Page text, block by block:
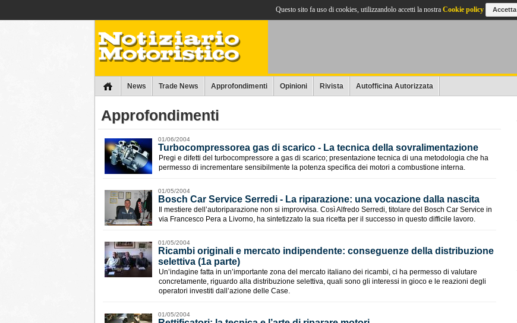
News Trade News Approfondimenti Opinioni Rivista Autofficina Autorizzata
Approfondimenti
01/06/2004
Turbocompressorea gas di scarico - La tecnica della sovralimentazione
Pregi e difetti del turbocompressore a gas di scarico; presentazione tecnica di una metodologia che ha
permesso di incrementare sensibilmente la potenza specifica dei motori a combustione interna.
01/05/2004
Bosch Car Service Serredi - La riparazione: una vocazione dalla nascita
Il mestiere dell’autoriparazione non si improvvisa. Così Alfredo Serredi, titolare del Bosch Car Service in
via Francesco Pera a Livorno, ha sintetizzato la sua ricetta per il successo in questo difficile lavoro.
01/05/2004
Ricambi originali e mercato indipendente: conseguenze della distribuzione
selettiva (1a parte)
Un’indagine fatta in un’importante zona del mercato italiano dei ricambi, ci ha permesso di valutare
concretamente, riguardo alla distribuzione selettiva, quali sono gli interessi in gioco e le reazioni degli
operatori investiti dall’azione delle Case.
01/05/2004
Questo sito fa uso di cookies, utilizzandolo accetti la nostra Cookie policy Accetta